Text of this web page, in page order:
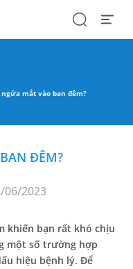
SearchOpen
ngứa mắt vào ban đêm?
ĐÊM?
06/2023
khiến bạn rất khó chịu
một số trường hợp
hiệu bệnh lý. Để